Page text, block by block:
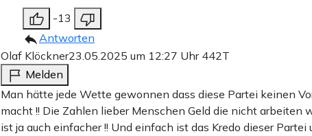
-13
Antworten
Olaf Klöckner23.05.2025 um 12:27 Uhr 442T
Melden
Man hätte jede Wette gewonnen dass diese Partei keinen
macht !! Die Zahlen lieber Menschen Geld die nicht arbeiten
ist ja auch einfacher !! Und einfach ist das Kredo dieser Partei